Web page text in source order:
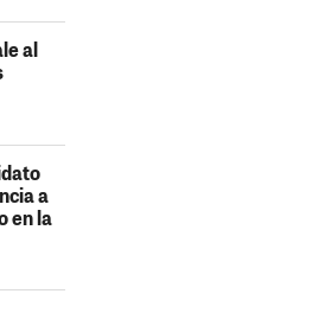
al
a
en la